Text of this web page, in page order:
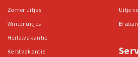
Zomer uitjes
Winter uitjes
Herfstvakantie
Kerstvakantie
Uitje